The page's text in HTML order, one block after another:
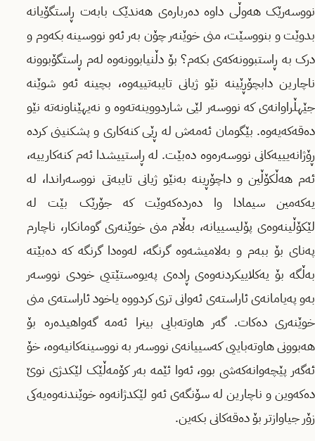
نووسەرێک هەوڵی داوە دەربارەی هەندێک بابەت ڕاستگۆیانە
بدوێت و بنووسێت، منی خوێنەر چۆن بەر ئەو نووسینە بکەوم و
درک بە ڕاستبوونەکەی بکەم؟ بۆ دڵنیابوونەوە لەم ڕاستگۆبوونە
ناچارین دابچۆڕێینە نێو ژیانی تایبەتییەوە، بچینە ئەو شوێنە
جێهڵراوانەی کە نووسەر لێی شاردووینەتەوە و نەیهێناونەتە نێو
دەقەکەیەوە. بێگومان ئەمەش لە ڕێی کنەکاری و پشکنینی کردە
ڕۆژانەیییەکانی نووسەرەوە دەبێت. لە ڕاستییشدا ئەم کنەکارییە،
ئەم هەڵکۆڵین و داچۆڕینە بەنێو ژیانی تایبەتی نووسەراندا، لە
یەکەمین سیمادا وا دەردەکەوێت کە جۆرێک بێت لە
لێکۆڵینەوەی پۆلیسییانە، بەڵام منی خوێنەری گومانکار، ناچارم
پەنای بۆ ببەم و بەلامیشەوە گرنگە، لەوەدا گرنگە کە دەبێتە
بەڵگە بۆ یەکلاییکردنەوەی ڕادەی پەیوەستێتیی خودی نووسەر
بەو پەیامانەی ئاراستەی ئەوانی تری کردووە یاخود ئاراستەی منی
خوێنەری دەکات. گەر هاوتەبایی بینرا ئەمە گەواهیدەرە بۆ
هەبوونی هاوتەباییی کەسییانەی نووسەر بە نووسینەکانیەوە، خۆ
ئەگەر پێچەوانەکەشی بوو، ئەوا ئێمە بەر کۆمەڵێک لێکدژی نوێ
دەکەوین و ناچارین لە سۆنگەی ئەو لێکدژانەوە خوێندنەوەیەکی
زۆر جیاوازتر بۆ دەقەکانی بکەین.